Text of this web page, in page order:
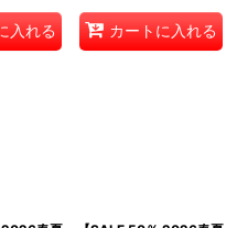
入れる カートに入れる